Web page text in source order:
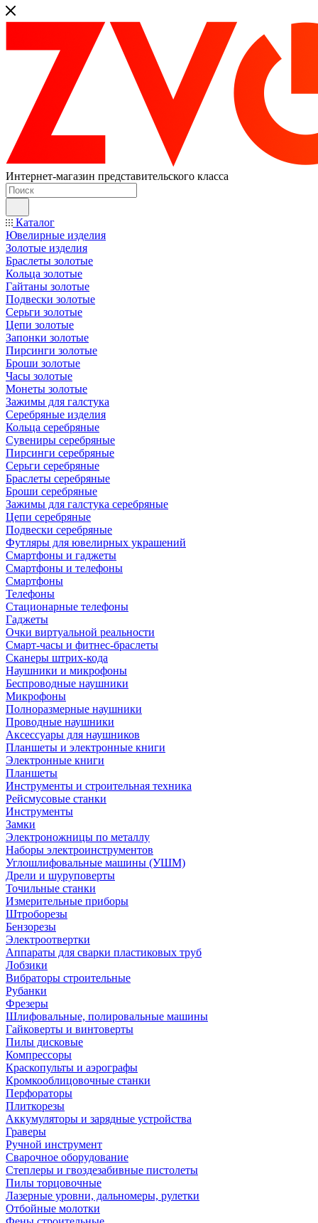
Интернет-магазин представительского класса
Каталог
Ювелирные изделия
Золотые изделия
Браслеты золотые
Кольца золотые
Гайтаны золотые
Подвески золотые
Серьги золотые
Цепи золотые
Запонки золотые
Пирсинги золотые
Броши золотые
Часы золотые
Монеты золотые
Зажимы для галстука
Серебряные изделия
Кольца серебряные
Сувениры серебряные
Пирсинги серебряные
Серьги серебряные
Браслеты серебряные
Броши серебряные
Зажимы для галстука серебряные
Цепи серебряные
Подвески серебряные
Футляры для ювелирных украшений
Смартфоны и гаджеты
Смартфоны и телефоны
Смартфоны
Телефоны
Стационарные телефоны
Гаджеты
Очки виртуальной реальности
Смарт-часы и фитнес-браслеты
Сканеры штрих-кода
Наушники и микрофоны
Беспроводные наушники
Микрофоны
Полноразмерные наушники
Проводные наушники
Аксессуары для наушников
Планшеты и электронные книги
Электронные книги
Планшеты
Инструменты и строительная техника
Рейсмусовые станки
Инструменты
Замки
Электроножницы по металлу
Наборы электроинструментов
Углошлифовальные машины (УШМ)
Дрели и шуруповерты
Точильные станки
Измерительные приборы
Штроборезы
Бензорезы
Электроотвертки
Аппараты для сварки пластиковых труб
Лобзики
Вибраторы строительные
Рубанки
Фрезеры
Шлифовальные, полировальные машины
Гайковерты и винтоверты
Пилы дисковые
Компрессоры
Краскопульты и аэрографы
Кромкооблицовочные станки
Перфораторы
Плиткорезы
Аккумуляторы и зарядные устройства
Граверы
Ручной инструмент
Сварочное оборудование
Степлеры и гвоздезабивные пистолеты
Пилы торцовочные
Лазерные уровни, дальномеры, рулетки
Отбойные молотки